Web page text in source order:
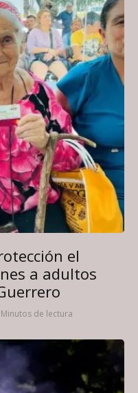
el
a adultos
de lectura